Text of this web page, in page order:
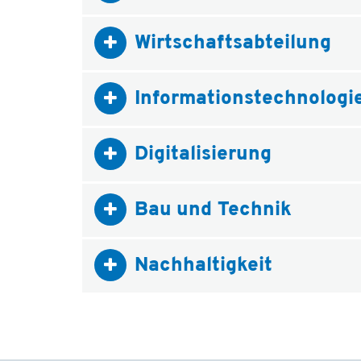
Wirtschaftsabteilung
Digitalisierung
Bau und Technik
Nachhaltigkeit